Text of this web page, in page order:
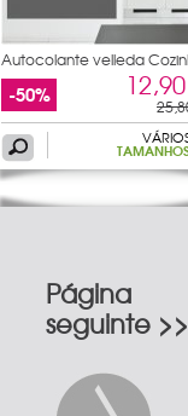
Autocolante velleda
-50%
Página
seguinte >>